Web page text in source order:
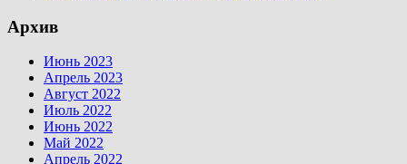
Архив
Июнь 2023
Апрель 2023
Август 2022
Июль 2022
Июнь 2022
Май 2022
Апрель 2022